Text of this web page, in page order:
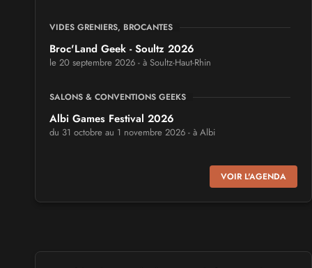
VIDES GRENIERS, BROCANTES
Broc'Land Geek - Soultz 2026
le 20 septembre 2026 - à Soultz-Haut-Rhin
SALONS & CONVENTIONS GEEKS
Albi Games Festival 2026
du 31 octobre au 1 novembre 2026 - à Albi
Virtual Calais - salon du jeu vidéo et des loisirs
numériques 2026
SALONS & CONVENTIONS GEEKS
VOIR L'AGENDA